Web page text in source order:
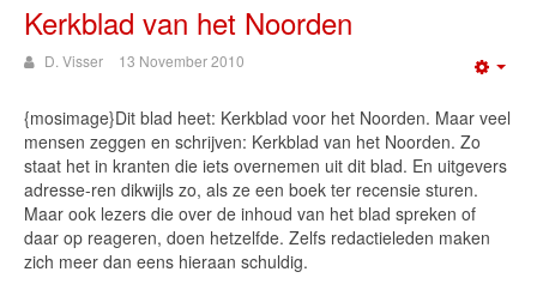
Kerkblad van het Noorden
D. Visser 13 November 2010
{mosimage}Dit blad heet: Kerkblad voor het Noorden. Maar veel
mensen zeggen en schrijven: Kerkblad van het Noorden. Zo
staat het in kranten die iets overnemen uit dit blad. En uitgevers
adresse-ren dikwijls zo, als ze een boek ter recensie sturen.
Maar ook lezers die over de inhoud van het blad spreken of
daar op reageren, doen hetzelfde. Zelfs redactieleden maken
zich meer dan eens hieraan schuldig.